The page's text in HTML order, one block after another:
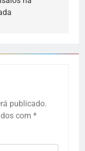
publicado.
com *